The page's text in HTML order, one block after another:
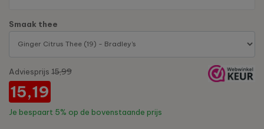
Smaak thee
Adviesprijs 15,99
15,19
Je bespaart 5% op de bovenstaande prijs